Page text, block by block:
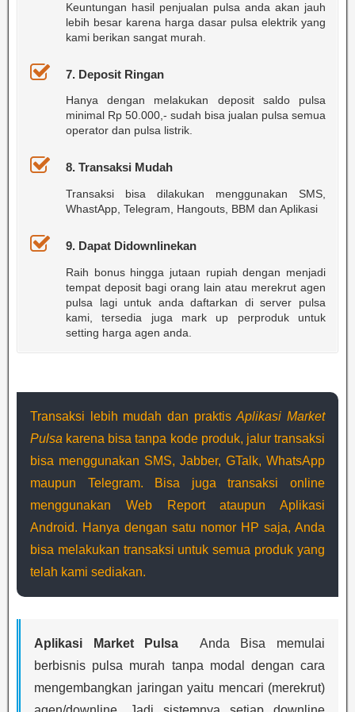
Keuntungan hasil penjualan pulsa anda akan jauh
lebih besar karena harga dasar pulsa elektrik yang
kami berikan sangat murah.
7. Deposit Ringan
Hanya dengan melakukan deposit saldo pulsa
minimal Rp 50.000,- sudah bisa jualan pulsa semua
operator dan pulsa listrik.
8. Transaksi Mudah
Transaksi bisa dilakukan menggunakan SMS,
WhastApp, Telegram, Hangouts, BBM dan Aplikasi
9. Dapat Didownlinekan
Raih bonus hingga jutaan rupiah dengan menjadi
tempat deposit bagi orang lain atau merekrut agen
pulsa lagi untuk anda daftarkan di server pulsa
kami, tersedia juga mark up perproduk untuk
setting harga agen anda.
Transaksi lebih mudah dan praktisAplikasi Market
Pulsa karena bisa tanpa kode produk, jalur transaksi
bisa menggunakan SMS, Jabber, GTalk, WhatsApp
maupun Telegram. Bisa juga transaksi online
menggunakan Web Report ataupun Aplikasi
Android. Hanya dengan satu nomor HP saja, Anda
bisa melakukan transaksi untuk semua produk yang
telah kami sediakan.
Aplikasi Market Pulsa Anda Bisa memulai
berbisnis pulsa murah tanpa modal dengan cara
mengembangkan jaringan yaitu mencari (merekrut)